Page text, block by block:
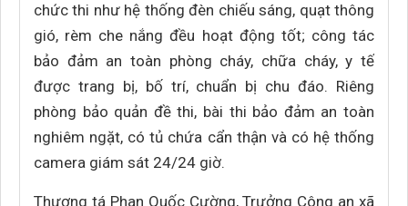
chức thi như hệ thống đèn chiếu sáng, quạt thông
gió, rèm che nắng đều hoạt động tốt; công tác
bảo đảm an toàn phòng cháy, chữa cháy, y tế
được trang bị, bố trí, chuẩn bị chu đáo. Riêng
phòng bảo quản đề thi, bài thi bảo đảm an toàn
nghiêm ngặt, có tủ chứa cẩn thận và có hệ thống
camera giám sát 24/24 giờ.
Thượng tá Phan Quốc Cường, Trưởng Công an xã